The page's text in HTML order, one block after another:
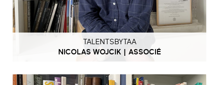
TALENTSBYTAA
NICOLAS WOJCIK | ASSOCIÉ